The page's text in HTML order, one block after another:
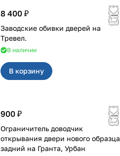
8 400 ₽
Заводские обивки дверей на
Тревел.
В наличии
В корзину
900 ₽
Ограничитель доводчик
открывания двери нового образца
задний на Гранта, Урбан